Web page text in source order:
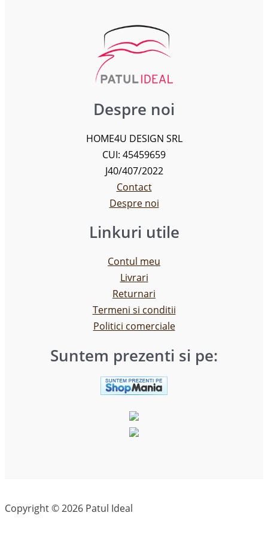
Despre noi
HOME4U DESIGN SRL
CUI: 45459659
J40/407/2022
Contact
Despre noi
Linkuri utile
Contul meu
Livrari
Returnari
Termeni si conditii
Politici comerciale
Suntem prezenti si pe:
Copyright © 2026 Patul Ideal